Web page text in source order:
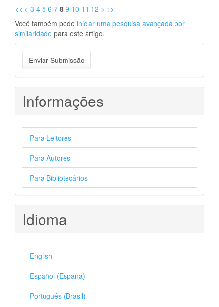
<< < 3 4 5 6 7 8 9 10 11 12 > >>
Você também pode iniciar uma pesquisa avançada por
similaridade para este artigo.
Enviar
Submissão
Enviar Submissão
Informações
Para Leitores
Para Autores
Para Bibliotecários
Idioma
English
Español (España)
Português (Brasil)